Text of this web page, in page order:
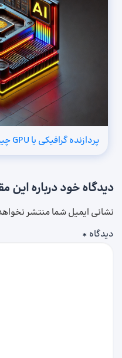
پردازنده گرافیکی یا GPU چیست؟
دیدگاه خود درباره این
نشانی ایمیل شما منتشر
دیدگاه *